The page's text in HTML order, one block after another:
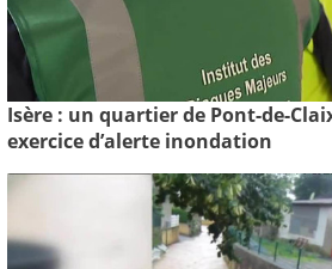
Isère : un quartier de Pont-de-
exercice d’alerte inondation